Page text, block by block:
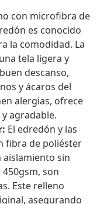
con microfibra de
es conocido
la comodidad. La
tela ligera y
descanso,
y ácaros del
alergias, ofrece
agradable.
El edredón y las
fibra de poliéster
sin
son
Este relleno
asegurando